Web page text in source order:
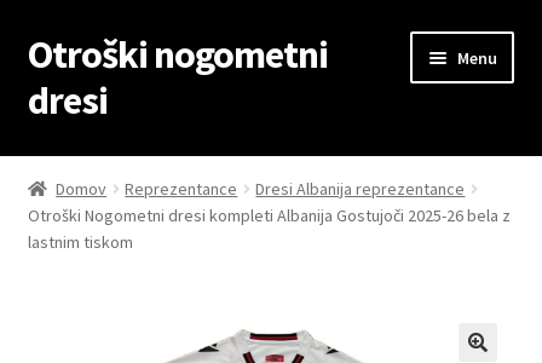
Skip
to
navigation
Skip
to
content
Otroški nogometni
dresi
Menu
Domov
Blog
Domov Reprezentance
Dresi Albanija reprezentance
Otroški Nogometni dresi kompleti Albanija Gostujoči 2025-26 bela z
lastnim tiskom